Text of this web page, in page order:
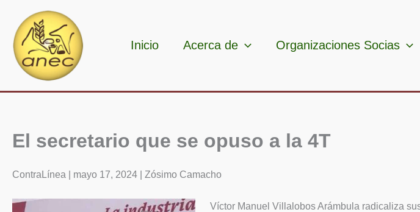
contenido
Inicio Acerca de Organizaciones Socias
El secretario que se opuso a la 4T
ContraLínea | mayo 17, 2024 | Zósimo Camacho
Víctor Manuel Villalobos Arámbula radicaliza